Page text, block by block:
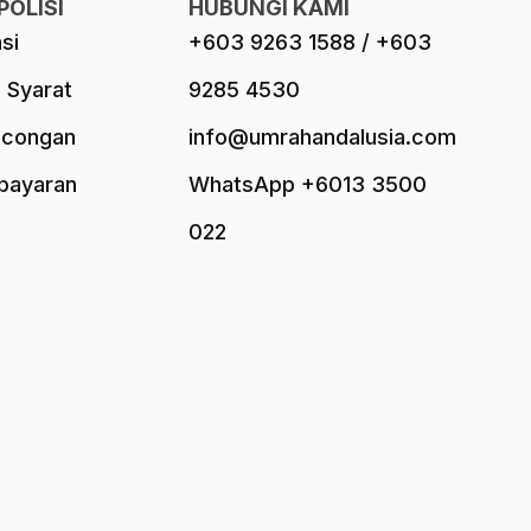
Syarat
HUBUNGI KAMI
+603 9263 1588 / +603
9285 4530
info@umrahandalusia.com
WhatsApp +6013 3500
022